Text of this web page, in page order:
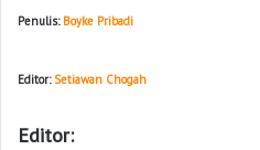
Penulis: Boyke Pribadi
Editor: Setiawan Chogah
Editor: